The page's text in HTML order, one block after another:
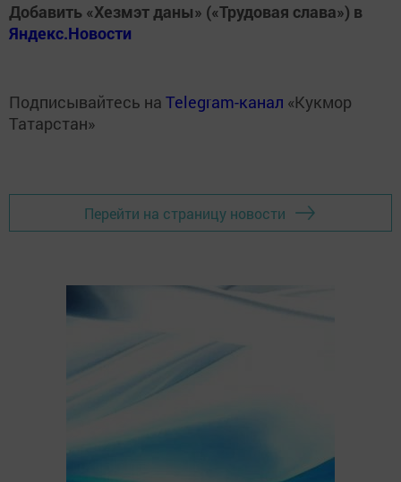
Добавить «Хезмэт даны» («Трудовая слава») в
Яндекс.Новости
Подписывайтесь на Telegram-канал «Кукмор
Татарстан»
Перейти на страницу новости